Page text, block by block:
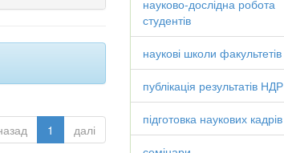
1 далі
науково-дослідна робота
студентів
наукові школи факультетів
публікація результатів НДР
підготовка наукових кадрів